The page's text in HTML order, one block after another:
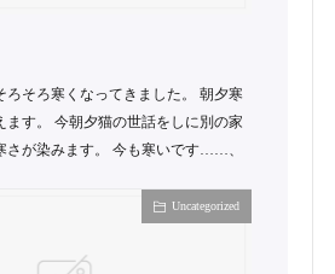
ろそろ寒くなってきました。 朝夕寒
ます。 今朝夕猫の世話をしに別の家
さが染みます。 今も寒いです……、
Uncategorized